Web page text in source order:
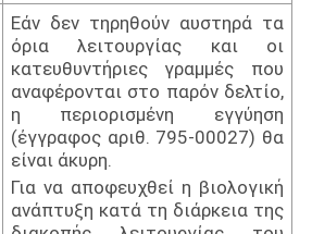
Εάν δεν τηρηθούν αυστηρά τα
όρια λειτουργίας και οι
κατευθυντήριες γραμμές που
αναφέρονται στο παρόν δελτίο,
η περιορισμένη εγγύηση
(έγγραφος αριθ. 795-00027) θα
είναι άκυρη.
Για να αποφευχθεί η βιολογική
ανάπτυξη κατά τη διάρκεια της